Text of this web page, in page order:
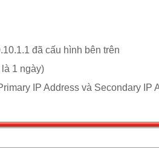
đã cấu hình bên trên
1 ngày)
IP Address và Secondary IP